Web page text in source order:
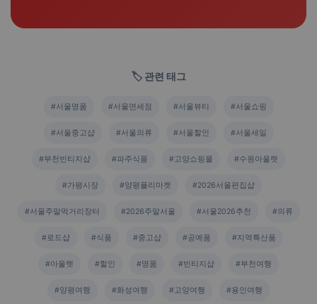
🏷️ 관련 태그
#서울명품 #서울면세점 #서울뷰티 #서울쇼핑
#서울중고샵 #서울의류 #서울할인 #서울세일
#부천빈티지샵 #파주식품 #고양쇼핑몰 #수원아울렛
#가평시장 #양평플리마켓 #2026서울편집샵
#서울주말먹거리장터 #2026주말서울 #서울2026추천 #의류
#로드샵 #식품 #중고샵 #공예품 #지역특산품
#아울렛 #할인 #명품 #빈티지샵 #부천여행
#양평여행 #화성여행 #고양여행 #용인여행